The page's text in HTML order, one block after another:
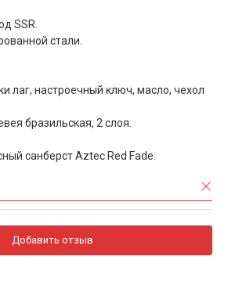
SSR.
стали.
лаг, настроечный ключ, масло, чехол
бразильская, 2 слоя.
санберст Aztec Red Fade.
Добавить отзыв